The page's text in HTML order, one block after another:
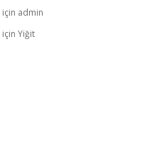
için admin
için Yiğit